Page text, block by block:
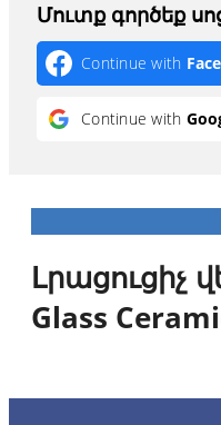
Մուտք գործեք
Continue with
Continue with
Լրացուցիչ
Glass
Amberism - ways